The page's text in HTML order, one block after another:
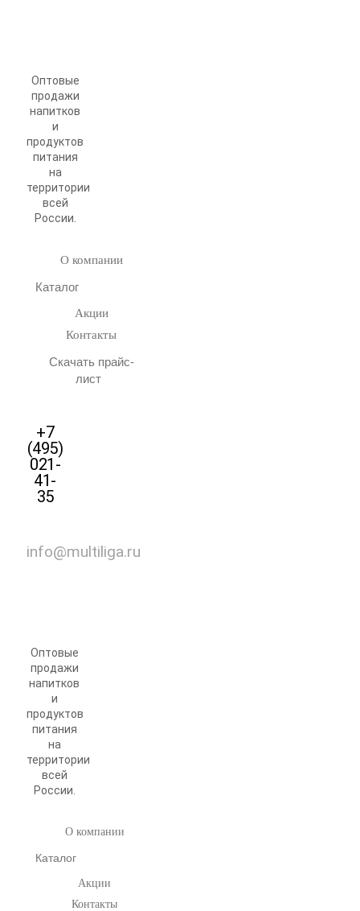
Оптовые
продажи
напитков
и
продуктов
питания
на
территории
всей
России.
О компании
Каталог
Акции
Контакты
Скачать прайс-
лист
+7
(495)
021-
41-
35
info@multiliga.ru
Оптовые
продажи
напитков
и
продуктов
питания
на
территории
всей
России.
О компании
Каталог
Акции
Контакты